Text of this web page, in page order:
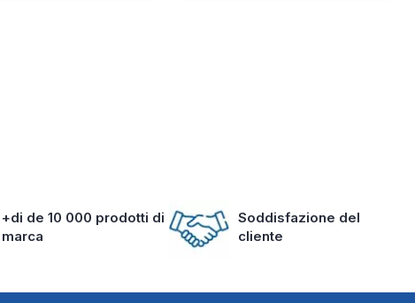
+di de 10 000 prodotti di
marca
Soddisfazione del
cliente